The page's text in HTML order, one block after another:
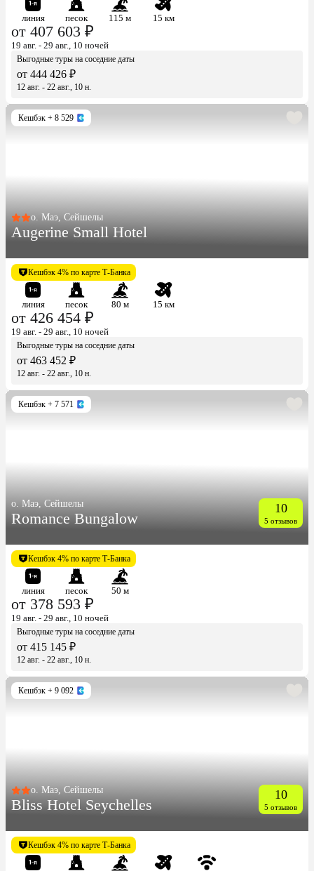
линия песок 115 м 15 км
от 407 603 ₽
19 авг. - 29 авг., 10 ночей
Выгодные туры на соседние даты
от 444 426 ₽
12 авг. - 22 авг., 10 н.
Кешбэк + 8 529
о. Маэ, Сейшелы
Augerine Small Hotel
Кешбэк 4% по карте Т-Банка
линия песок 80 м 15 км
от 426 454 ₽
19 авг. - 29 авг., 10 ночей
Выгодные туры на соседние даты
от 463 452 ₽
12 авг. - 22 авг., 10 н.
Кешбэк + 7 571
о. Маэ, Сейшелы
Romance Bungalow
10
5 отзывов
Кешбэк 4% по карте Т-Банка
линия песок 50 м
от 378 593 ₽
19 авг. - 29 авг., 10 ночей
Выгодные туры на соседние даты
от 415 145 ₽
12 авг. - 22 авг., 10 н.
Кешбэк + 9 092
о. Маэ, Сейшелы
Bliss Hotel Seychelles
10
5 отзывов
Кешбэк 4% по карте Т-Банка